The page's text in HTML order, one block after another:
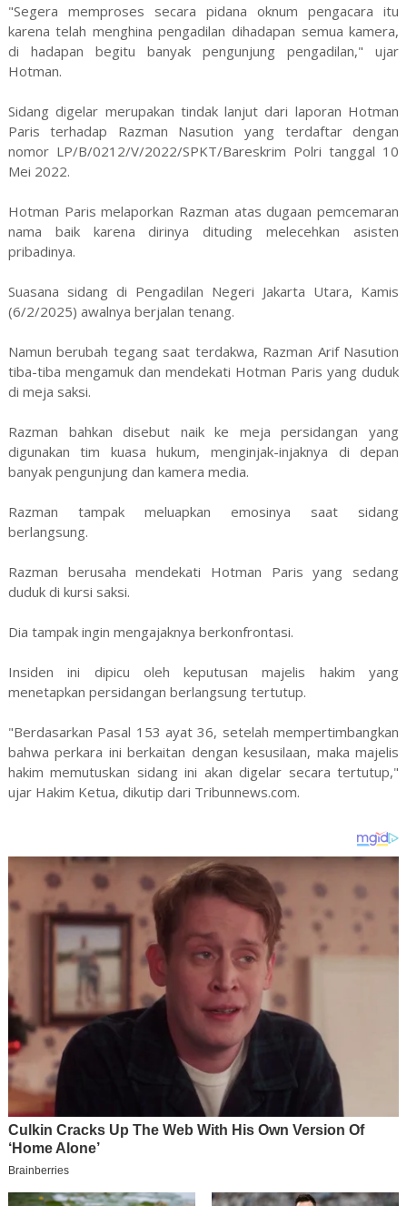
"Segera memproses secara pidana oknum pengacara itu
karena telah menghina pengadilan dihadapan semua kamera,
di hadapan begitu banyak pengunjung pengadilan," ujar
Hotman.
Sidang digelar merupakan tindak lanjut dari laporan Hotman
Paris terhadap Razman Nasution yang terdaftar dengan
nomor LP/B/0212/V/2022/SPKT/Bareskrim Polri tanggal 10
Mei 2022.
Hotman Paris melaporkan Razman atas dugaan pemcemaran
nama baik karena dirinya dituding melecehkan asisten
pribadinya.
Suasana sidang di Pengadilan Negeri Jakarta Utara, Kamis
(6/2/2025) awalnya berjalan tenang.
Namun berubah tegang saat terdakwa, Razman Arif Nasution
tiba-tiba mengamuk dan mendekati Hotman Paris yang duduk
di meja saksi.
Razman bahkan disebut naik ke meja persidangan yang
digunakan tim kuasa hukum, menginjak-injaknya di depan
banyak pengunjung dan kamera media.
Razman tampak meluapkan emosinya saat sidang
berlangsung.
Razman berusaha mendekati Hotman Paris yang sedang
duduk di kursi saksi.
Dia tampak ingin mengajaknya berkonfrontasi.
Insiden ini dipicu oleh keputusan majelis hakim yang
menetapkan persidangan berlangsung tertutup.
"Berdasarkan Pasal 153 ayat 36, setelah mempertimbangkan
bahwa perkara ini berkaitan dengan kesusilaan, maka majelis
hakim memutuskan sidang ini akan digelar secara tertutup,"
ujar Hakim Ketua, dikutip dari Tribunnews.com.